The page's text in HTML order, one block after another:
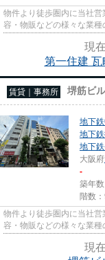
物件より徒歩圏内に当社
容・物販などの様々な業種
尚、弊社ではおとり広告は
現
第一住建
賃貸｜事務所 堺筋ビル
地下
地下
地下
大阪府
-
築年
階数
物件より徒歩圏内に当社
容・物販などの様々な業種
尚、弊社ではおとり広告は
現